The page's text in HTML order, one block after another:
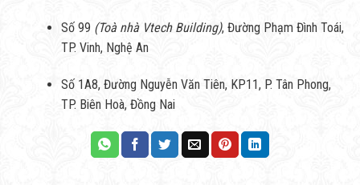
Số 99 (Toà nhà Vtech Building), Đường Phạm Đình Toái,
TP. Vinh, Nghệ An
Số 1A8, Đường Nguyễn Văn Tiên, KP11, P. Tân Phong,
TP. Biên Hoà, Đồng Nai